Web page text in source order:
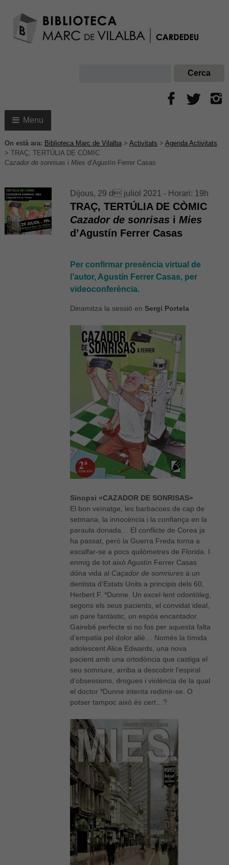
Menu
On està ara: Biblioteca Marc de Vilalba> Activitats > Agenda Activitats
> TRAÇ, TERTÚLIA DE CÒMIC
Cazador de sonrisas i Mies d’Agustín Ferrer Casas
Dijous, 29 d juliol 2021 - Horari: 19h
TRAÇ, TERTÚLIA DE CÒMIC
Cazador de sonrisas iMies
d’Agustín Ferrer Casas
Per confirmar presència virtual de
l’autor, Agustín Ferrer Casas, per
videoconferència.
Dinamitza la sessió enSergi Portela
Sinopsi «CAZADOR DE SONRISAS»
El bon veïnatge, les barbacoes de cap de
setmana, la innocència i la confiança en la
paraula donada… El conflicte de Corea ja
ha passat, però la Guerra Freda torna a
escalfar-se a pocs quilòmetres de Florida. I
enmig de tot això Agustín Ferrer Casas
dóna vida al Caçador de somriures a un
dentista d’Estats Units a principis dels 60,
Herbert F. *Dunne. Un excel·lent odontòleg,
segons els seus pacients, el convidat ideal,
un pare fantàstic, un espòs encantador.
Gairebé perfecte si no fos per aquesta falta
d’empatia pel dolor aliè… Només la tímida
adolescent Alice Edwards, una nova
pacient amb una ortodòncia que castiga el
seu somriure, arriba a descobrir l’espiral
d’obsessions, drogues i violència de la qual
el doctor *Dunne intenta redimir-se. O
potser tampoc això és cert…?